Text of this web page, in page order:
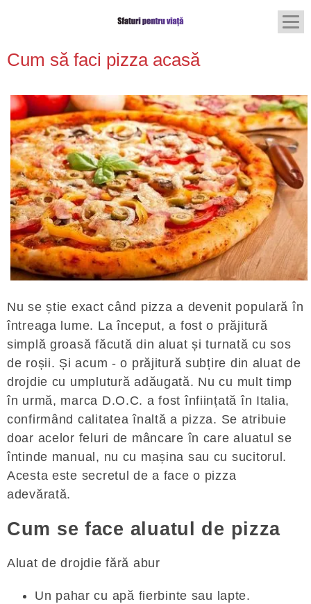
Cum să faci pizza acasă
Nu se știe exact când pizza a devenit populară în
întreaga lume. La început, a fost o prăjitură
simplă groasă făcută din aluat și turnată cu sos
de roșii. Și acum - o prăjitură subțire din aluat de
drojdie cu umplutură adăugată. Nu cu mult timp
în urmă, marca D.O.C. a fost înființată în Italia,
confirmând calitatea înaltă a pizza. Se atribuie
doar acelor feluri de mâncare în care aluatul se
întinde manual, nu cu mașina sau cu sucitorul.
Acesta este secretul de a face o pizza
adevărată.
Cum se face aluatul de pizza
Aluat de drojdie fără abur
Un pahar cu apă fierbinte sau lapte.